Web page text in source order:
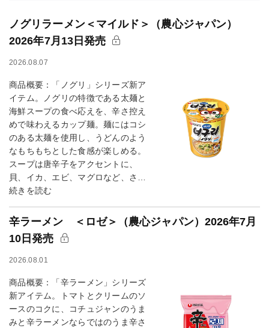
ノグリラーメン＜マイルド＞（農心ジャパン）
2026年7月13日発売
2026.08.07
商品概要：「ノグリ」シリーズ新ア
イテム。ノグリの特徴である太麺と
海鮮スープの食べ応えを、辛さ控え
めで味わえるカップ麺。麺にはコシ
のある太麺を使用し、うどんのよう
なもちもちとした食感が楽しめる。
スープは唐辛子をアクセントに、
貝、イカ、エビ、マグロなど、さ…
続きを読む
辛ラーメン ＜ロゼ＞（農心ジャパン）2026年7月
10日発売
2026.08.01
商品概要：「辛ラーメン」シリーズ
新アイテム。トマトとクリームのソ
ースのコクに、コチュジャンのうま
みと辛ラーメンならではのうま辛さ